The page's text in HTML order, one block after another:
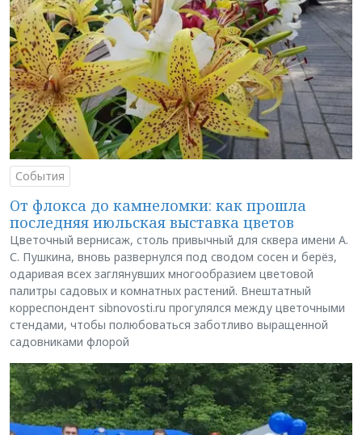
События
От флокса до камнеломки: как прошла
последняя июльская выставка цветов
Цветочный вернисаж, столь привычный для сквера имени А.
С. Пушкина, вновь развернулся под сводом сосен и берёз,
одаривая всех заглянувших многообразием цветовой
палитры садовых и комнатных растений. Внештатный
корреспондент sibnovosti.ru прогулялся между цветочными
стендами, чтобы полюбоваться заботливо выращенной
садовниками флорой